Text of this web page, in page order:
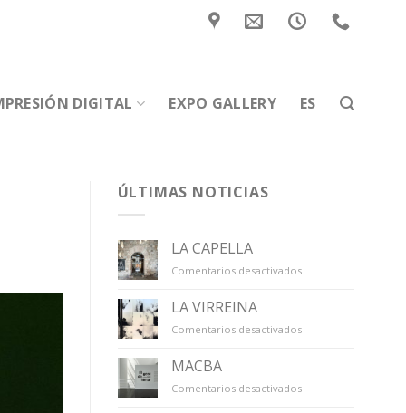
DIGITAL EXPO GALLERY ES
ÚLTIMAS NOTICIAS
LA CAPELLA
Comentarios desactivadosen
LA VIRREINA
Comentarios desactivadosen
MACBA
Comentarios desactivadosen